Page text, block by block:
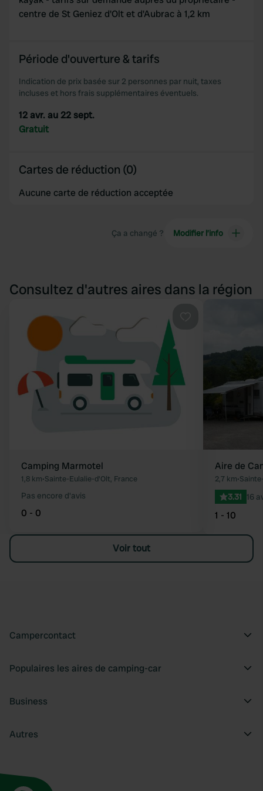
We use cookies to personalise content and ads, to
our social media, advertising and analytics partners who
provided to them or that they’ve collected from your use
centre de St Geniez d'Olt et d'Aubrac à 1,2 km
Période d'ouverture & tarifs
Indication de prix basée sur 2 personnes par nuit, taxes
incluses et hors frais supplémentaires éventuels.
12 avr. au 22 sept.
Gratuit
Cartes de réduction (0)
Aucune carte de réduction acceptée
Ça a changé ? Modifier l’info
Consultez d'autres aires dans la région
Camping Marmotel
1,8 km•Sainte-Eulalie-d'Olt, France
Pas encore d'avis
0 - 0
Aire de
2,7 km•
3.31 16
1 - 10
Voir tout
Campercontact
Populaires les aires de camping-car
Business
Autres